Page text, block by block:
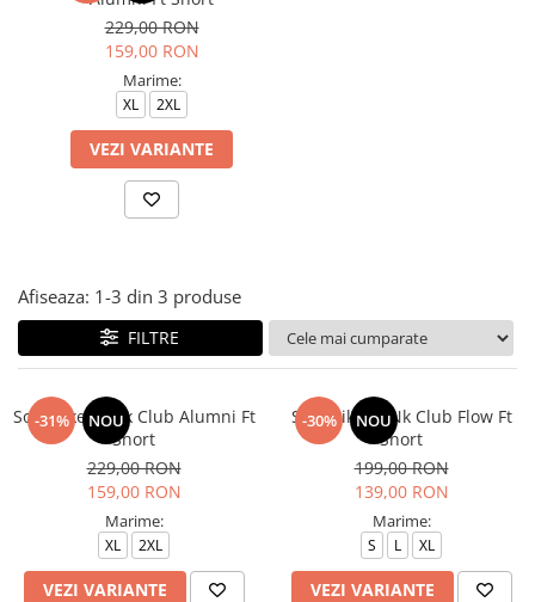
Pantaloni lungi copii
Geci si veste copii
Pantaloni scurti Copii
Accesorii
Ingrijire incaltaminte
Rucsaci
Caciuli
Genti si borsete
229,00 RON
159,00 RON
Marime:
XL 2XL
VEZI VARIANTE
Afiseaza: 1-3 din 3 produse
FILTRE
-31% NOU
Sort Nike M Nk Club Alumni Ft
Short
229,00 RON
159,00 RON
Marime:
XL 2XL
VEZI VARIANTE
-30% NOU
Sort Nike M Nk Club Flow Ft
Short
199,00 RON
139,00 RON
Marime:
S L XL
VEZI VARIANTE